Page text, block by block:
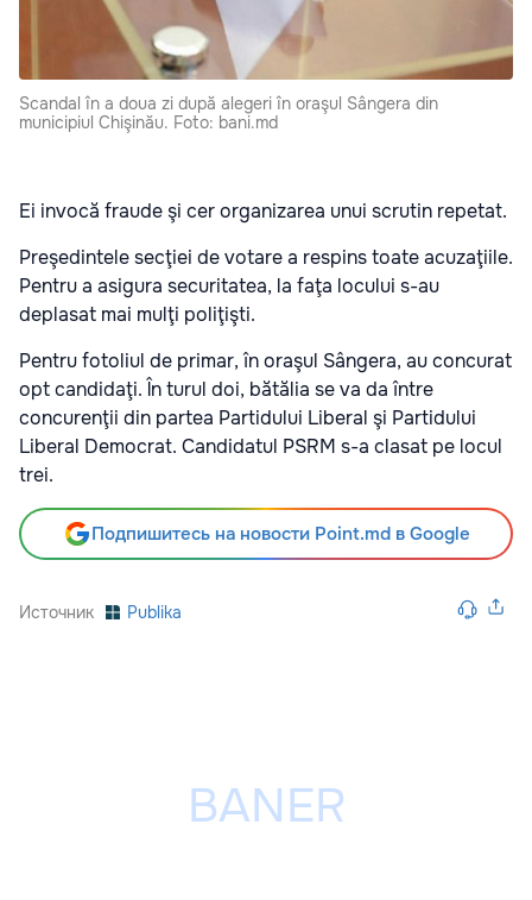
Scandal în a doua zi după alegeri în oraşul Sângera din
municipiul Chişinău. Foto: bani.md
Ei invocă fraude şi cer organizarea unui scrutin repetat.
Preşedintele secţiei de votare a respins toate acuzaţiile.
Pentru a asigura securitatea, la faţa locului s-au
deplasat mai mulţi poliţişti.
Pentru fotoliul de primar, în oraşul Sângera, au concurat
opt candidaţi. În turul doi, bătălia se va da între
concurenţii din partea Partidului Liberal şi Partidului
Liberal Democrat. Candidatul PSRM s-a clasat pe locul
trei.
Подпишитесь на новости Point.md в Google
Источник Publika